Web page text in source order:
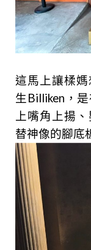
這馬上讓楺
生Billiken，
上嘴角上揚
替神像的腳底